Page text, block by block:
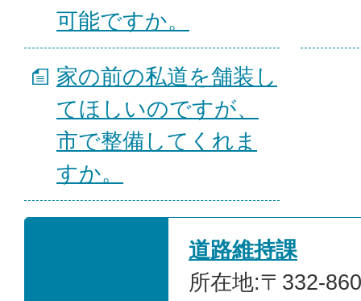
可能ですか。
家の前の私道を舗装し
てほしいのですが、
市で整備してくれま
すか。
道路維持課
所在地:〒332-